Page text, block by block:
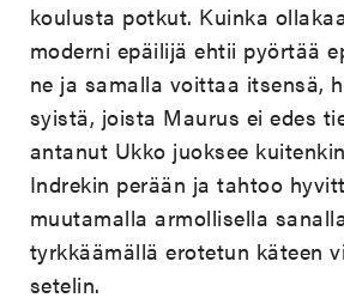
koulusta potkut. Kuinka
moderni epäilijä ehtii pyörtää
ne ja samalla voittaa itsensä,
syistä, joista Maurus ei edes
antanut Ukko juoksee
Indrekin perään ja tahtoo
muutamalla armollisella
tyrkkäämällä erotetun käteen
setelin.